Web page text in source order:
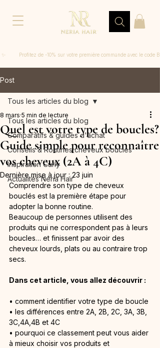
✨         Profitez de -10% sur votre première commande avec le code
Post
Tous les articles du blog
Comparatifs & guides d'achat
Conseils & Routines cheveux bouclés
Inspiration Curly
Actualités Neria Hair
Tous les articles du blog
Quel est votre type de boucles?
Guide simple pour reconnaître
vos cheveux (2A à 4C)
8 mars 5 min de lecture
Dernière mise à jour :23 juin
Comprendre son type de cheveux
bouclés est la première étape pour
adopter la bonne routine.
Beaucoup de personnes utilisent des
produits qui ne correspondent pas à leurs
boucles… et finissent par avoir des
cheveux lourds, plats ou au contraire trop
secs.
Dans cet article, vous allez découvrir :
• comment identifier votre type de boucle
• les différences entre 2A, 2B, 2C, 3A, 3B,
3C,4A,4B et 4C
• pourquoi ce classement peut vous aider
à mieux choisir vos produits et